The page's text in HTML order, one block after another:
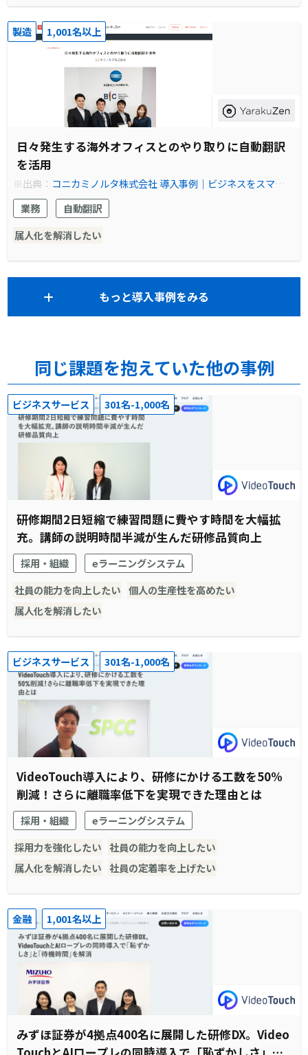
製造 1,001名以上
日々発生する海外オフィスとのやり取りに自動翻訳
を活用
※出典： コニカミノルタ株式会社 導入事例｜ビジネスをスマート
にするオンライン自動翻訳ソフト ヤラクゼン
業務
自動翻訳
属人化を解消したい
もっと導入事例をみる
同じ課題を抱えていた他の事例
ビジネスサービス 301名-1,000名
研修期間2日短縮で練習問題に費やす時間を大幅拡
充。講師の説明時間半減が生んだ研修品質向上
採用・組織
eラーニングシステム
社員の能力を向上したい 個人の生産性を高めたい
属人化を解消したい
ビジネスサービス 301名-1,000名
VideoTouch導入により、研修にかける工数を50%
削減！さらに離職率低下を実現できた理由とは
採用・組織
eラーニングシステム
採用力を強化したい 社員の能力を向上したい
属人化を解消したい 社員の定着率を上げたい
金融 1,001名以上
みずほ証券が4拠点400名に展開した研修DX。Video